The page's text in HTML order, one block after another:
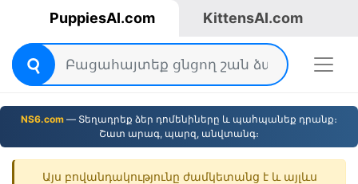
PuppiesAI.com KittensAI.com
NS6.com — Տեղադրեք ձեր դոմենիները և պահպանեք դրանք։
Շատ արագ, պարզ, անվտանգ։
Այս բովանդակությունը ժամկետանց է և այլևս